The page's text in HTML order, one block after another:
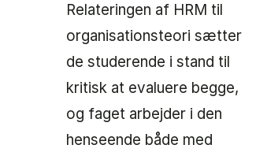
Relateringen af HRM til
organisationsteori sætter
de studerende i stand til
kritisk at evaluere begge,
og faget arbejder i den
henseende både med